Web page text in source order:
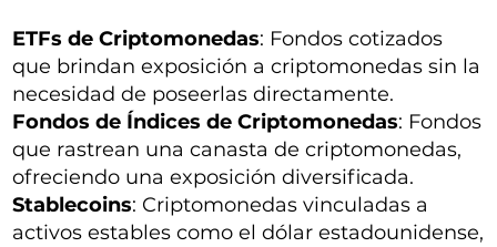
ETFs de Criptomonedas: Fondos cotizados
que brindan exposición a criptomonedas sin la
necesidad de poseerlas directamente.
Fondos de Índices de Criptomonedas: Fondos
que rastrean una canasta de criptomonedas,
ofreciendo una exposición diversificada.
Stablecoins: Criptomonedas vinculadas a
activos estables como el dólar estadounidense,